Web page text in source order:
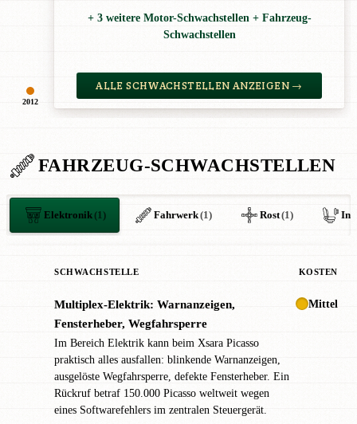
2012
+ 3 weitere Motor-Schwachstellen + Fahrzeug-
Schwachstellen
ALLE SCHWACHSTELLEN ANZEIGEN →
FAHRZEUG-SCHWACHSTELLEN
Elektronik(1) Fahrwerk(1) Rost(1)
SCHWACHSTELLE KOSTEN
Multiplex-Elektrik: Warnanzeigen,
Fensterheber, Wegfahrsperre
Im Bereich Elektrik kann beim Xsara Picasso
praktisch alles ausfallen: blinkende Warnanzeigen,
ausgelöste Wegfahrsperre, defekte Fensterheber. Ein
Rückruf betraf 150.000 Picasso weltweit wegen
eines Softwarefehlers im zentralen Steuergerät.
Mittel